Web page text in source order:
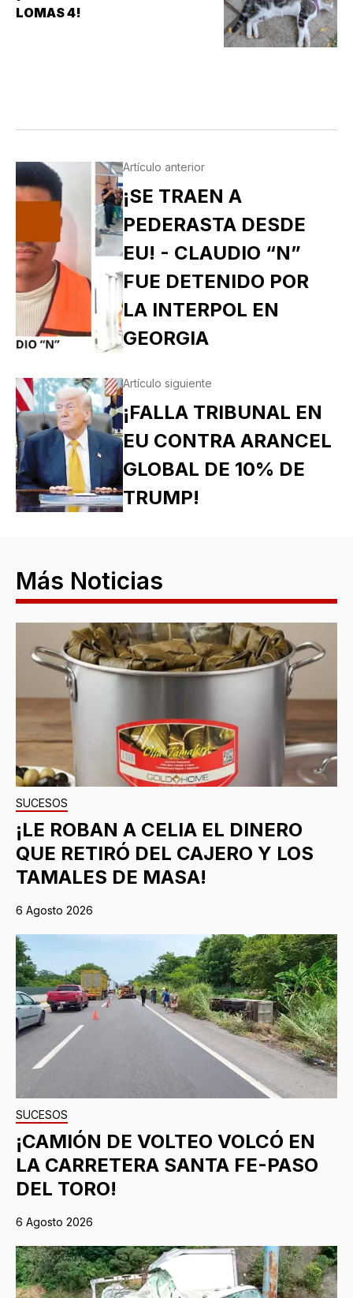
LOMAS 4!
Artículo anterior
¡SE TRAEN A
PEDERASTA DESDE
EU! - CLAUDIO “N”
FUE DETENIDO POR
LA INTERPOL EN
GEORGIA
Artículo siguiente
¡FALLA TRIBUNAL EN
EU CONTRA ARANCEL
GLOBAL DE 10% DE
TRUMP!
Más Noticias
SUCESOS
¡LE ROBAN A CELIA EL DINERO
QUE RETIRÓ DEL CAJERO Y LOS
TAMALES DE MASA!
6 Agosto 2026
SUCESOS
¡CAMIÓN DE VOLTEO VOLCÓ EN
LA CARRETERA SANTA FE-PASO
DEL TORO!
6 Agosto 2026